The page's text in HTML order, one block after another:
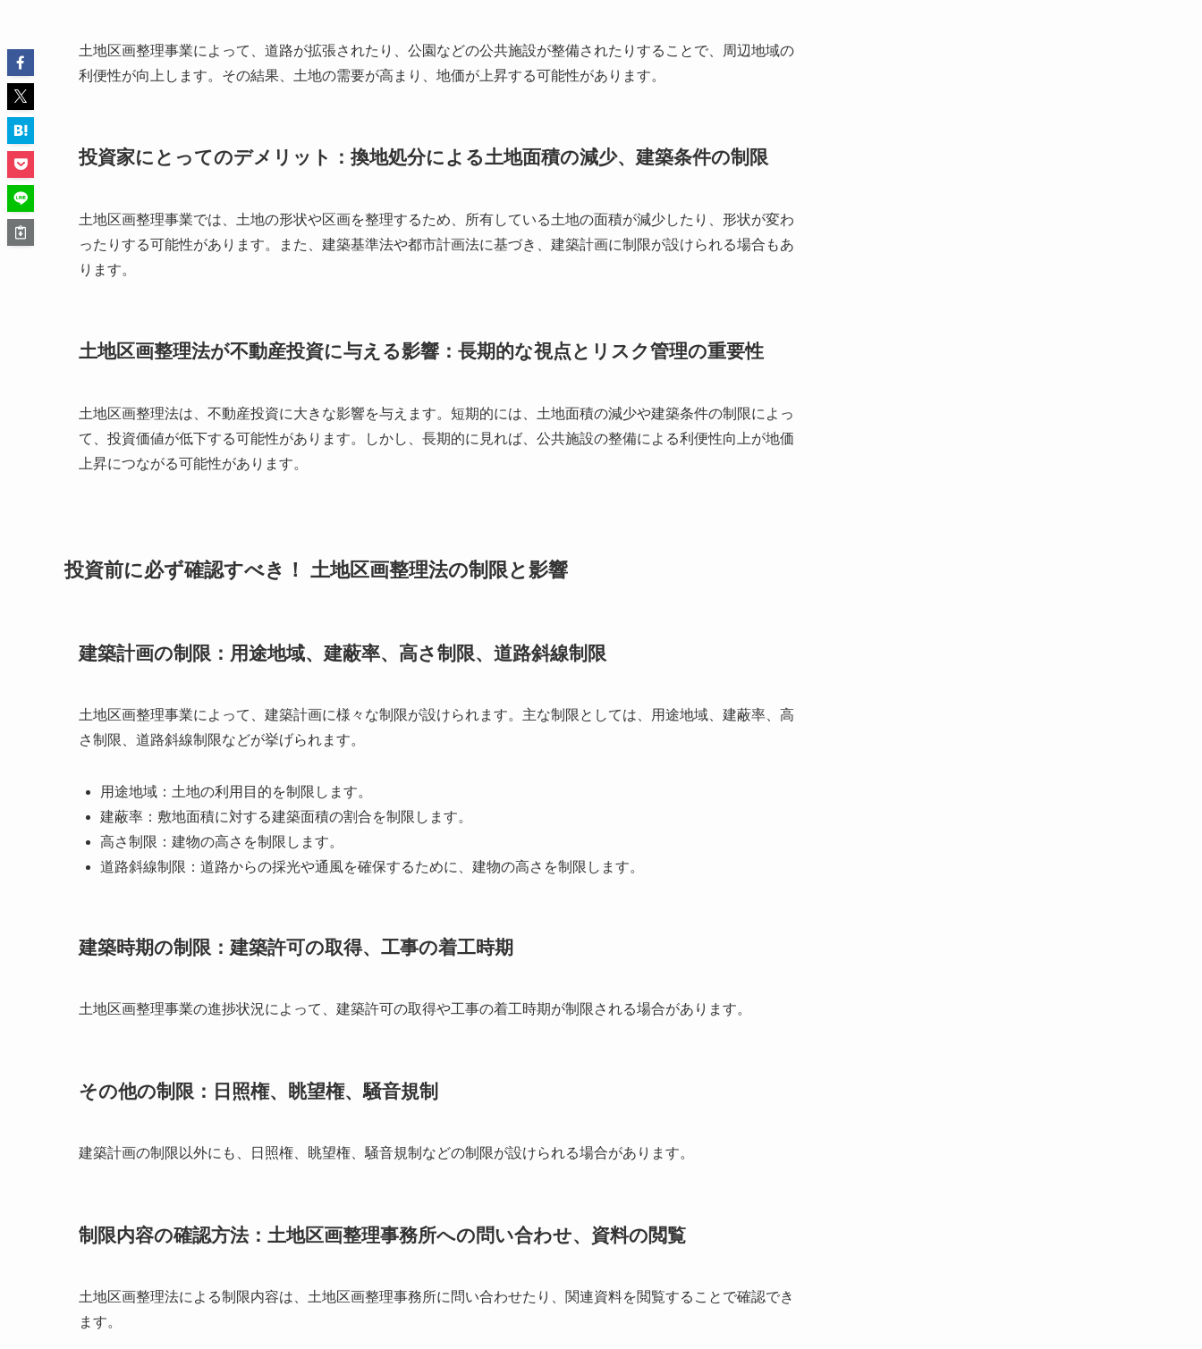
土地区画整理事業によって、道路が拡張されたり、公園などの公共施設が整備されたりすることで、周辺地域の
利便性が向上します。その結果、土地の需要が高まり、地価が上昇する可能性があります。
投資家にとってのデメリット：換地処分による土地面積の減少、建築条件の制限
土地区画整理事業では、土地の形状や区画を整理するため、所有している土地の面積が減少したり、形状が変わ
ったりする可能性があります。また、建築基準法や都市計画法に基づき、建築計画に制限が設けられる場合もあ
ります。
土地区画整理法が不動産投資に与える影響：長期的な視点とリスク管理の重要性
土地区画整理法は、不動産投資に大きな影響を与えます。短期的には、土地面積の減少や建築条件の制限によっ
て、投資価値が低下する可能性があります。しかし、長期的に見れば、公共施設の整備による利便性向上が地価
上昇につながる可能性があります。
投資前に必ず確認すべき！ 土地区画整理法の制限と影響
建築計画の制限：用途地域、建蔽率、高さ制限、道路斜線制限
土地区画整理事業によって、建築計画に様々な制限が設けられます。主な制限としては、用途地域、建蔽率、高
さ制限、道路斜線制限などが挙げられます。
用途地域：土地の利用目的を制限します。
建蔽率：敷地面積に対する建築面積の割合を制限します。
高さ制限：建物の高さを制限します。
道路斜線制限：道路からの採光や通風を確保するために、建物の高さを制限します。
建築時期の制限：建築許可の取得、工事の着工時期
土地区画整理事業の進捗状況によって、建築許可の取得や工事の着工時期が制限される場合があります。
その他の制限：日照権、眺望権、騒音規制
建築計画の制限以外にも、日照権、眺望権、騒音規制などの制限が設けられる場合があります。
制限内容の確認方法：土地区画整理事務所への問い合わせ、資料の閲覧
土地区画整理法による制限内容は、土地区画整理事務所に問い合わせたり、関連資料を閲覧することで確認でき
ます。